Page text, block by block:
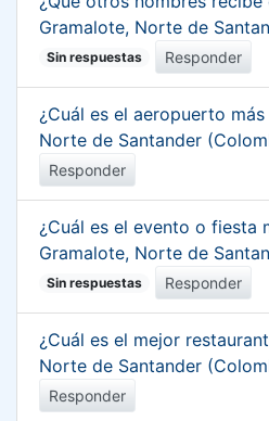
Gramalote, Norte de
Sin respuestas Responder
¿Cuál es el aeropuerto
Norte de Santander
Responder
¿Cuál es el evento o fiesta
Gramalote, Norte de
Sin respuestas Responder
¿Cuál es el mejor
Norte de Santander
Responder